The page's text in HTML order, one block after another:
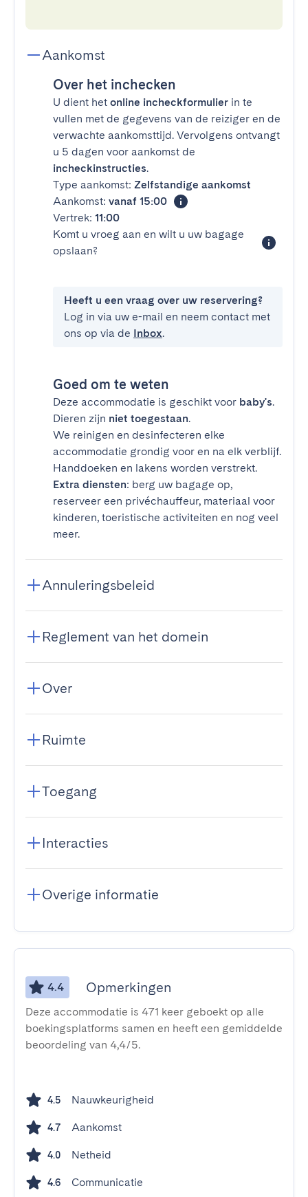
Aankomst
Over het inchecken
U dient het online incheckformulier in te
vullen met de gegevens van de reiziger en de
verwachte aankomsttijd. Vervolgens ontvangt
u 5 dagen voor aankomst de
incheckinstructies.
Type aankomst: Zelfstandige aankomst
Aankomst: vanaf 15:00
Vertrek: 11:00
Komt u vroeg aan en wilt u uw bagage
opslaan?
Heeft u een vraag over uw reservering?
Log in via uw e-mail en neem contact met
ons op via de Inbox.
Goed om te weten
Deze accommodatie is geschikt voor baby's.
Dieren zijn niet toegestaan.
We reinigen en desinfecteren elke
accommodatie grondig voor en na elk verblijf.
Handdoeken en lakens worden verstrekt.
Extra diensten: berg uw bagage op,
reserveer een privéchauffeur, materiaal voor
kinderen, toeristische activiteiten en nog veel
meer.
Annuleringsbeleid
Reglement van het domein
Over
Ruimte
Toegang
Interacties
Overige informatie
4.4 Opmerkingen
Deze accommodatie is 471 keer geboekt op alle
boekingsplatforms samen en heeft een gemiddelde
beoordeling van 4,4/5.
4.5 Nauwkeurigheid
4.7 Aankomst
4.0 Netheid
4.6 Communicatie